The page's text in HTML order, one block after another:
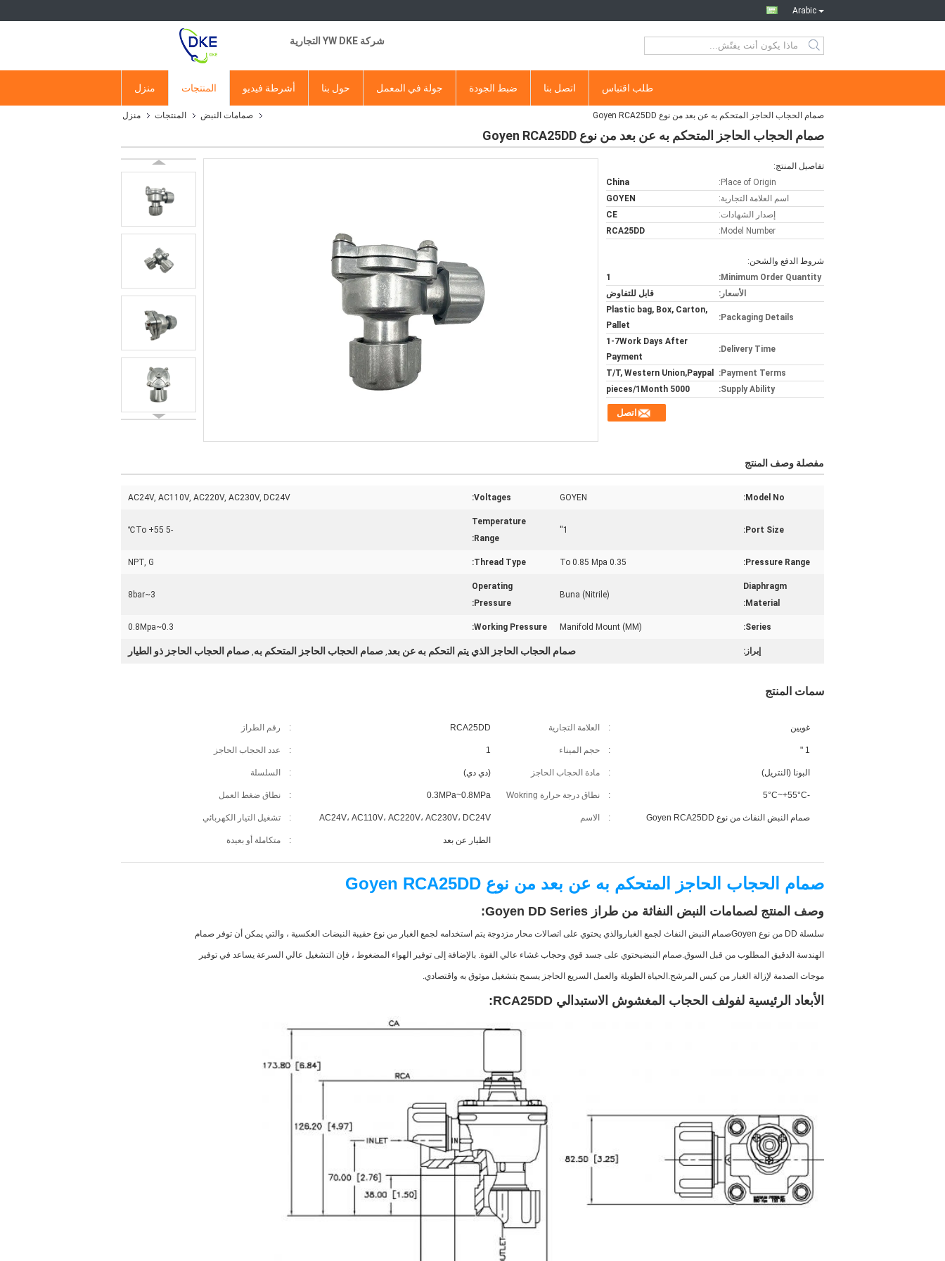
Arabic
شركة YW DKE التجارية
منزل المنتجات أشرطة فيديو حول بنا جولة في المعمل ضبط الجودة اتصل بنا طلب اقتباس
منزل المنتجات صمامات النبض صمام الحجاب الحاجز المتحكم به عن بعد من نوع Goyen RCA25DD
صمام الحجاب الحاجز المتحكم به عن بعد من نوع Goyen RCA25DD
تفاصيل المنتج:
Place of Origin:
China
اسم العلامة التجارية:
GOYEN
إصدار الشهادات:
CE
Model Number:
RCA25DD
شروط الدفع والشحن:
Minimum Order Quantity:
1
الأسعار:
قابل للتفاوض
Packaging Details:
Plastic bag, Box, Carton,
Pallet
Delivery Time:
1-7Work Days After
Payment
Payment Terms:
T/T, Western Union,Paypal
Supply Ability:
5000 pieces/1Month
اتصل
مفصلة وصف المنتج
Model No:
GOYEN
Voltages:
AC24V, AC110V, AC220V, AC230V, DC24V
Port Size:
1''
Temperature
Range:
-5 To +55℃
Pressure Range:
0.35 To 0.85 Mpa
Thread Type:
NPT, G
Diaphragm
Material:
Buna (Nitrile)
Operating
Pressure:
3~8bar
Series:
Manifold Mount (MM)
Working Pressure:
0.3~0.8Mpa
إبراز: صمام الحجاب الحاجز الذي يتم التحكم به عن بعد, صمام الحجاب الحاجز المتحكم به, صمام الحجاب الحاجز ذو الطيار
سمات المنتج
رقم الطراز : RCA25DD العلامة التجارية : غويين
عدد الحجاب الحاجز : 1 حجم الميناء : 1 "
السلسلة : (دي دي) مادة الحجاب الحاجز : البونا (النتريل)
نطاق ضغط العمل : 0.3MPa~0.8MPa نطاق درجة حرارة Wokring : -5°C~+55°C
تشغيل التيار الكهربائي : AC24V، AC110V، AC220V، AC230V، DC24V الاسم : صمام النبض النفاث من نوع Goyen RCA25DD
متكاملة أو بعيدة : الطيار عن بعد
صمام الحجاب الحاجز المتحكم به عن بعد من نوع Goyen RCA25DD
وصف المنتج لصمامات النبض النفاثة من طراز Goyen DD Series:
سلسلة DD من نوع Goyen صمام النبض النفاث لجمع الغبار والذي يحتوي على اتصالات محار مزدوجة يتم استخدامه لجمع الغبار من نوع حقيبة النبضات العكسية ، والتي يمكن أن توفر صمام
الهندسة الدقيق المطلوب من قبل السوق.صمام النبضيحتوي على جسد قوي وحجاب غشاء عالي القوة. بالإضافة إلى توفير الهواء المضغوط ، فإن التشغيل عالي السرعة يساعد في توفير
موجات الصدمة لإزالة الغبار من كيس المرشح.الحياة الطويلة والعمل السريع الحاجز يسمح بتشغيل موثوق به واقتصادي.
الأبعاد الرئيسية لفولف الحجاب المغشوش الاستبدالي RCA25DD: